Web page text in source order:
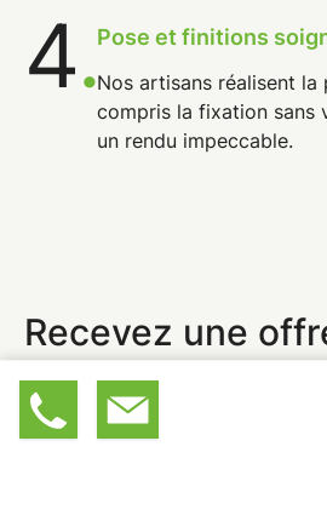
03 89 3* ** **
4.Pose et finitions
Nos artisans réalisent la
compris la fixation sans
un rendu impeccable.
Recevez une
personnalisée
Contactez-nous pour obtenir